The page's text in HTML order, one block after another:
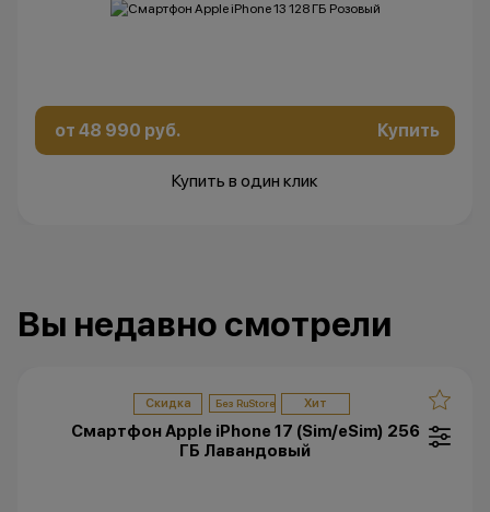
от 48 990 руб. Купить
Купить в один клик
Вы недавно смотрели
Скидка Хит
Смартфон Apple iPhone 17 (Sim/eSim) 256
ГБ Лавандовый